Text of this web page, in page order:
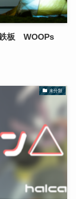
鉄板 WOOPs
未分類